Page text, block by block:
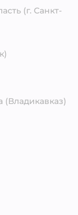
(г. Санкт-
(Владикавказ)